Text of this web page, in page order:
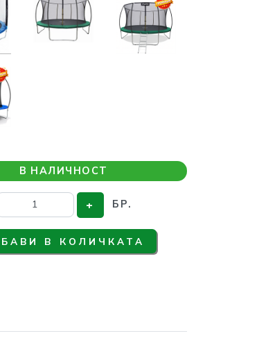
В НАЛИЧНОСТ
+ БР.
В КОЛИЧКАТА